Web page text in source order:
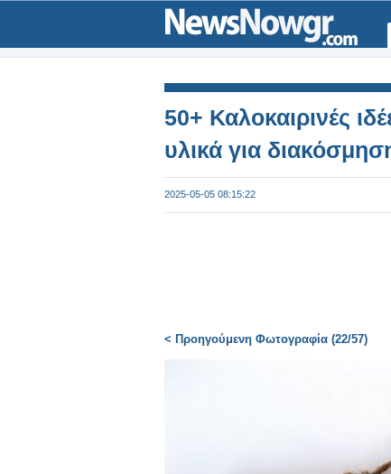
50+ Καλοκαιρινές
υλικά για
2025-05-05 08:15:22
< Προηγούμενη Φωτογραφία (22/57)